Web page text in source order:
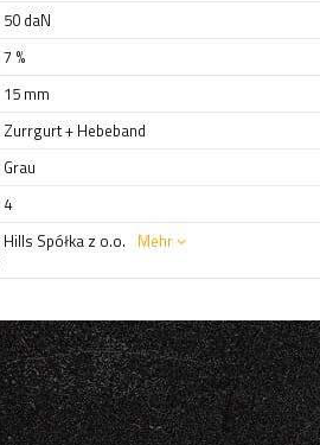
50 daN
7 %
15 mm
Zurrgurt + Hebeband
Grau
4
Hills Spółka z o.o. Mehr